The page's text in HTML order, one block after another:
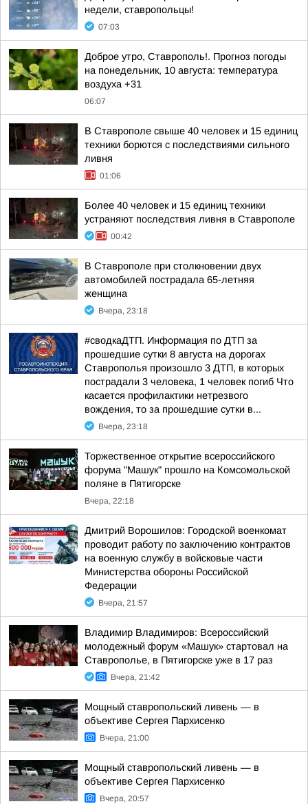
недели, ставропольцы!
07:03
Доброе утро, Ставрополь!. Прогноз погоды
на понедельник, 10 августа: температура
воздуха +31
06:07
В Ставрополе свыше 40 человек и 15 единиц
техники борются с последствиями сильного
ливня
01:06
Более 40 человек и 15 единиц техники
устраняют последствия ливня в Ставрополе
00:42
В Ставрополе при столкновении двух
автомобилей пострадала 65-летняя
женщина
Вчера, 23:18
#сводкаДТП. Информация по ДТП за
прошедшие сутки 8 августа на дорогах
Ставрополья произошло 3 ДТП, в которых
пострадали 3 человека, 1 человек погиб Что
касается профилактики нетрезвого
вождения, то за прошедшие сутки в...
Вчера, 23:18
Торжественное открытие всероссийского
форума "Машук" прошло на Комсомольской
поляне в Пятигорске
Вчера, 22:18
Дмитрий Ворошилов: Городской военкомат
проводит работу по заключению контрактов
на военную службу в войсковые части
Министерства обороны Российской
Федерации
Вчера, 21:57
Владимир Владимиров: Всероссийский
молодежный форум «Машук» стартовал на
Ставрополье, в Пятигорске уже в 17 раз
Вчера, 21:42
Мощный ставропольский ливень — в
объективе Сергея Пархисенко
Вчера, 21:00
Мощный ставропольский ливень — в
объективе Сергея Пархисенко
Вчера, 20:57